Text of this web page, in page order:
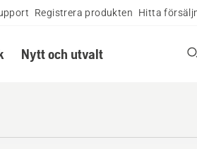
Registrera produkten Hitta
Nytt och utvalt